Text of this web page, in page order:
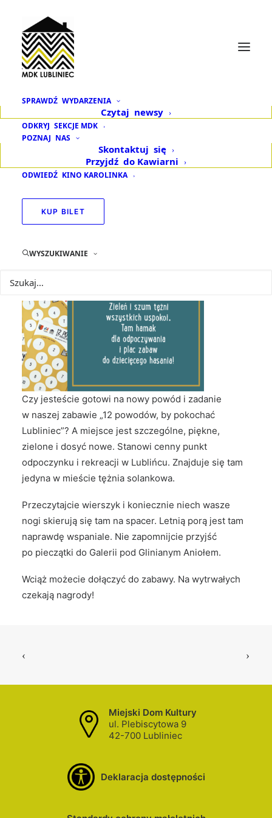
SPRAWDŹ WYDARZENIA
Czytaj newsy
ODKRYJ SEKCJE MDK
POZNAJ NAS
Skontaktuj się
Przyjdź do Kawiarni
ODWIEDŹ KINO KAROLINKA
KUP BILET
WYSZUKIWANIE
12 powodów,
by pokochać Lubliniec
– siódmy powód
i zadanie
Czy jesteście gotowi na nowy powód i zadanie
w naszej zabawie „12 powodów, by pokochać
Lubliniec”? A miejsce jest szczególne, piękne,
zielone i dosyć nowe. Stanowi cenny punkt
odpoczynku i rekreacji w Lublińcu. Znajduje się tam
jedyna w mieście tężnia solankowa.
Przeczytajcie wierszyk i koniecznie niech wasze
nogi skierują się tam na spacer. Letnią porą jest tam
naprawdę wspaniale. Nie zapomnijcie przyjść
po pieczątki do Galerii pod Glinianym Aniołem.
Wciąż możecie dołączyć do zabawy. Na wytrwałych
czekają nagrody!
Miejski Dom Kultury
ul. Plebiscytowa 9
42-700 Lubliniec
Deklaracja dostępności